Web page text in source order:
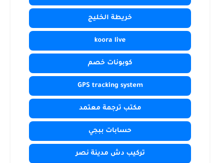
خريطة الخليج
koora live
كوبونات خصم
GPS tracking system
مكتب ترجمة معتمد
حسابات ببجي
تركيب دش مدينة نصر